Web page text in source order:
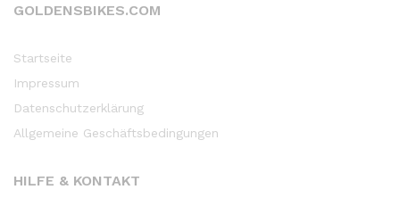
GOLDENSBIKES.COM
Startseite
Impressum
Datenschutzerklärung
Allgemeine Geschäftsbedingungen
HILFE & KONTAKT